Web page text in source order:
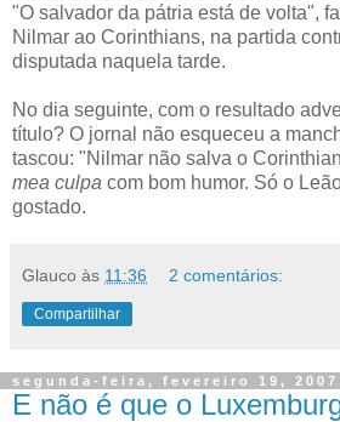
"O salvador da pátria está de volta",
Nilmar ao Corinthians, na partida
disputada naquela tarde.
No dia seguinte, com o resultado
título? O jornal não esqueceu a
tascou: "Nilmar não salva o
mea culpa com bom humor. Só o
gostado.
Glauco às 11:36 2 comentários:
Compartilhar
segunda-feira, fevereiro 19, 2007
E não é que o